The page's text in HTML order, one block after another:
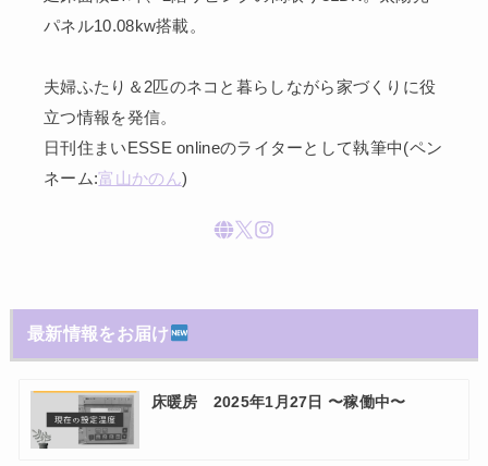
パネル10.08kw搭載。
夫婦ふたり＆2匹のネコと暮らしながら家づくりに役
立つ情報を発信。
日刊住まいESSE onlineのライターとして執筆中(ペン
ネーム:富山かのん)
最新情報をお届け
床暖房 2025年1月27日 〜稼働中〜